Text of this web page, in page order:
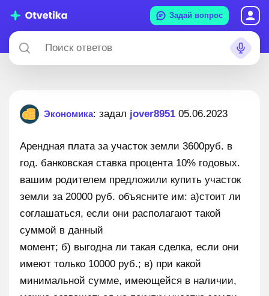
Задай вопрос
Экономика: задал jover8951 05.06.2023
Арендная плата за участок земли 3600руб. в
год. банковская ставка процента 10% годовых.
вашим родителем предложили купить участок
земли за 20000 руб. объясните им: а)стоит ли
соглашаться, если они располагают такой
суммой в данный
момент; б) выгодна ли такая сделка, если они
имеют только 10000 руб.; в) при какой
минимальной сумме, имеющейся в наличии,